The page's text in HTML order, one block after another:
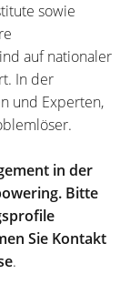
sowie
auf nationaler
In der
und Experten,
in der
Bitte
Sie Kontakt
.